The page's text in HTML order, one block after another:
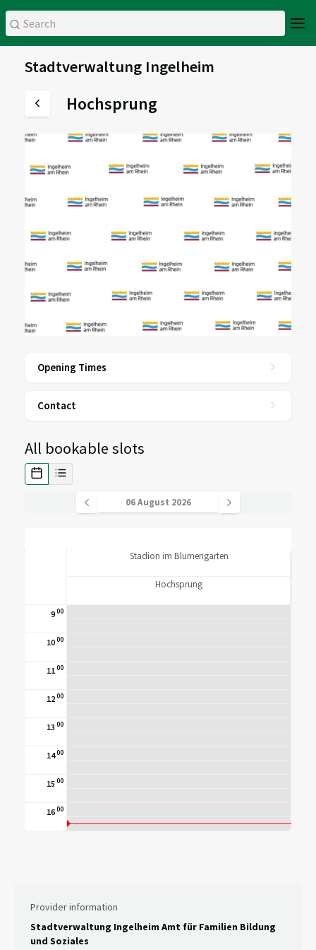
Stadtverwaltung Ingelheim
Hochsprung
Opening Times
Contact
All bookable slots
Stadion im Blumengarten
Hochsprung
900
1000
1100
1200
13 00
1400
15 00
1600
Provider information
Stadtverwaltung Ingelheim Amt für Familien Bildung
und Soziales